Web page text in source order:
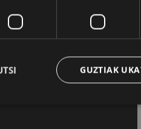
bandera jarri da
egingo den osoko
dute, sexu-
dela-eta, Berdintasun
buruz dauden
GUZTIAK